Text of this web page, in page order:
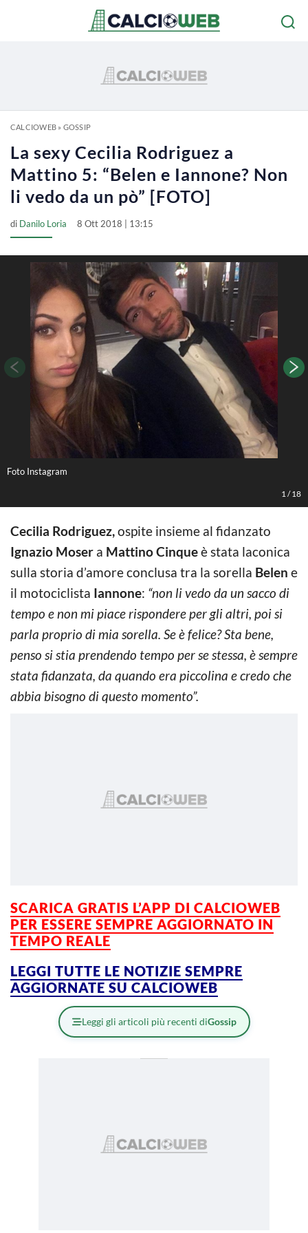
CALCIOWEB» GOSSIP
La sexy Cecilia Rodriguez a
Mattino 5: “Belen e Iannone? Non
li vedo da un pò” [FOTO]
di Danilo Loria 8 Ott 2018 | 13:15
Foto Instagram
1 /18
Cecilia Rodriguez,ospite insieme al fidanzato
Ignazio Moser a Mattino Cinqueè stata laconica
sulla storia d’amore conclusa tra la sorella Belen e
il motociclista Iannone: “non li vedo da un sacco di
tempo e non mi piace rispondere per gli altri, poi si
parla proprio di mia sorella. Se è felice? Sta bene,
penso si stia prendendo tempo per se stessa, è sempre
stata fidanzata, da quando era piccolina e credo che
abbia bisogno di questo momento”.
SCARICA GRATIS L’APP DI CALCIOWEB
PER ESSERE SEMPRE AGGIORNATO IN
TEMPO REALE
LEGGI TUTTE LE NOTIZIE SEMPRE
AGGIORNATE SU CALCIOWEB
Leggi gli articoli più recenti diGossip